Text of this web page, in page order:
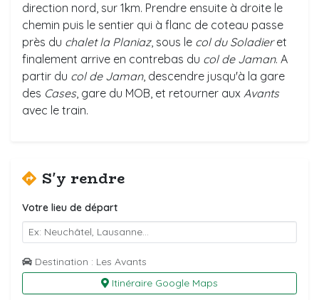
direction nord, sur 1km. Prendre ensuite à droite le
chemin puis le sentier qui à flanc de coteau passe
près du chalet la Planiaz, sous le col du Soladieret
finalement arrive en contrebas du col de Jaman. A
partir du col de Jaman, descendre jusqu'à la gare
des Cases, gare du MOB, et retourner aux Avants
avec le train.
S'y rendre
Votre lieu de départ
Destination : Les Avants
Itinéraire Google Maps